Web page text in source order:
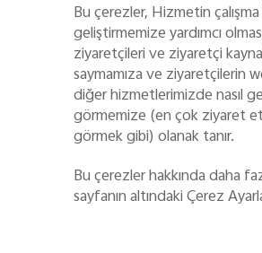
Bu çerezler, Hizmetin
geliştirmemize yardımcı
ziyaretçileri ve ziyaretçi
saymamıza ve ziyaretçilerin
diğer hizmetlerimizde nasıl
görmemize (en çok ziyaret
görmek gibi) olanak tanır.
Bu çerezler hakkında daha
sayfanın altındaki Çerez